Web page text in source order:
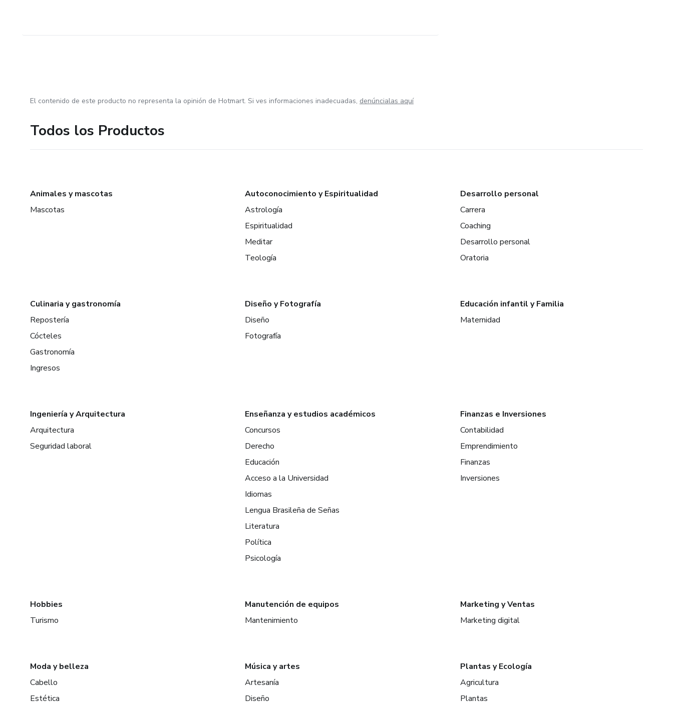
El contenido de este producto no representa la opinión de Hotmart. Si ves informaciones inadecuadas, denúncialas aquí
Todos los Productos
Animales y mascotas
Mascotas
Autoconocimiento y Espiritualidad
Astrología
Espiritualidad
Meditar
Teología
Desarrollo personal
Carrera
Coaching
Desarrollo personal
Oratoria
Culinaria y gastronomía
Repostería
Cócteles
Gastronomía
Ingresos
Diseño y Fotografía
Diseño
Fotografía
Educación infantil y Familia
Maternidad
Ingeniería y Arquitectura
Arquitectura
Seguridad laboral
Enseñanza y estudios académicos
Concursos
Derecho
Educación
Acceso a la Universidad
Idiomas
Lengua Brasileña de Señas
Literatura
Política
Psicología
Finanzas e Inversiones
Contabilidad
Emprendimiento
Finanzas
Inversiones
Hobbies
Turismo
Manutención de equipos
Mantenimiento
Marketing y Ventas
Marketing digital
Moda y belleza
Cabello
Estética
Música y artes
Artesanía
Diseño
Plantas y Ecología
Agricultura
Plantas